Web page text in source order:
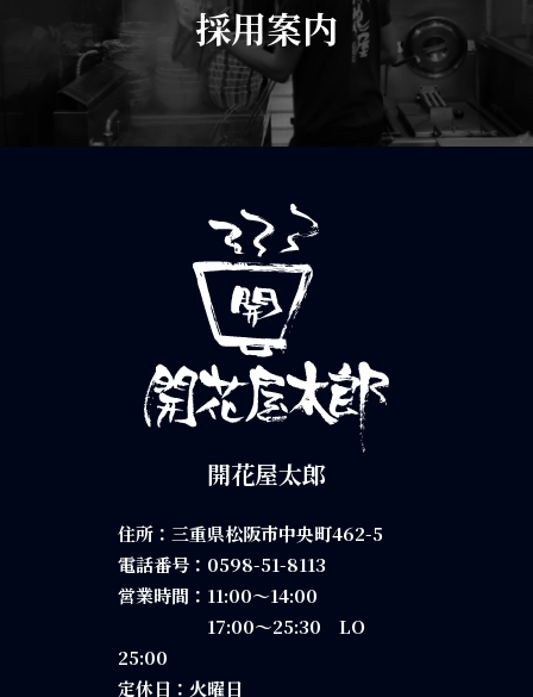
採用案内
開花屋太郎
住所：三重県松阪市中央町462-5
電話番号： 0598-51-8113
営業時間：11:00～14:00
17:00～25:30 LO
25:00
定休日：火曜日